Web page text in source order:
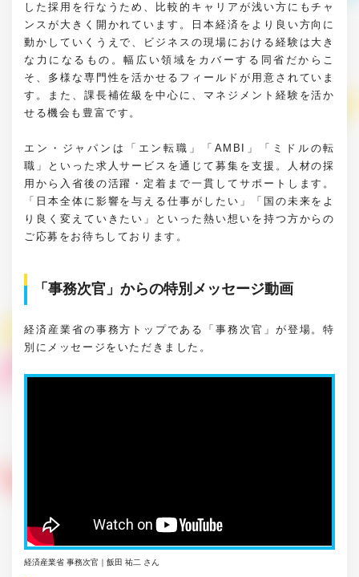
した採用を行なうため、比較的キャリアが浅い方にもチャ
ンスが大きく開かれています。日本経済をより良い方向に
動かしていくうえで、ビジネスの現場における経験は大き
な力になるもの。幅広い領域をカバーする同省だからこ
そ、多様な専門性を活かせるフィールドが用意されていま
す。また、課長補佐級を中心に、マネジメント経験を活か
せる機会も豊富です。
エン・ジャパンは「エン転職」「AMBI」「ミドルの転
職」といった求人サービスを通じて募集を支援。人材の採
用から入省後の活躍・定着まで一貫してサポートします。
「日本全体に影響を与える仕事がしたい」「国の未来をよ
り良く変えていきたい」といった熱い想いを持つ方からの
ご応募をお待ちしております。
「事務次官」からの特別メッセージ動画
経済産業省の事務方トップである「事務次官」が登場。特
別にメッセージをいただきました。
経済産業省 事務次官｜飯田 祐二 さん